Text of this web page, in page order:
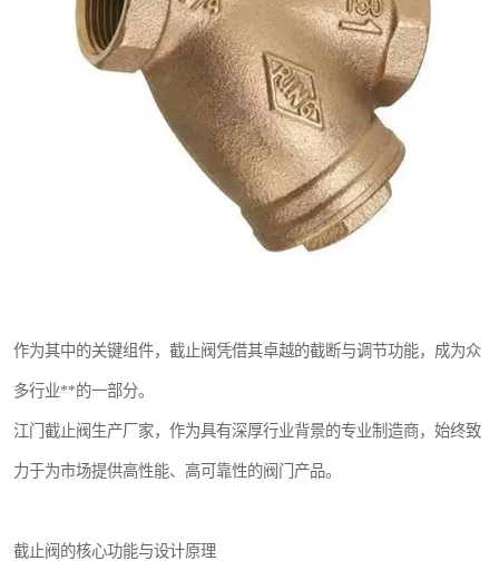
作为其中的关键组件，截止阀凭借其卓越的截断与调节功能，成为众
多行业**的一部分。
江门截止阀生产厂家，作为具有深厚行业背景的专业制造商，始终致
力于为市场提供高性能、高可靠性的阀门产品。
截止阀的核心功能与设计原理
东光气动阀